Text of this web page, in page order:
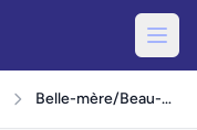
Belle-mère/Beau-père